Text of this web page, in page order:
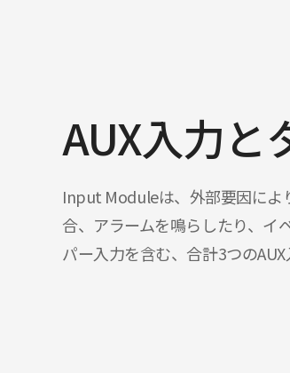
AUX入力と
Input Moduleは、外部要因によ
合、アラームを鳴らしたり、イ
パー入力を含む、合計3つのAUX